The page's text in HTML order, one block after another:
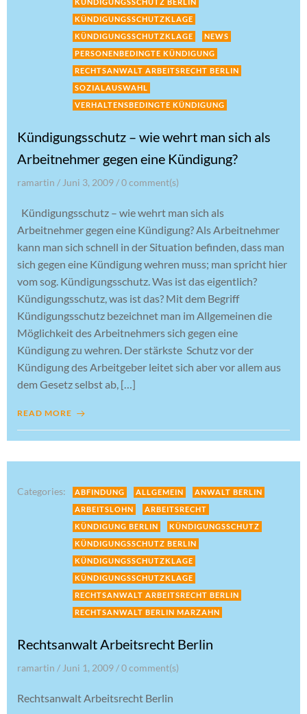
KÜNDIGUNGSSCHUTZKLAGE
KÜNDIGUNGSSCHUTZKLAGE
NEWS
PERSONENBEDINGTE KÜNDIGUNG
RECHTSANWALT ARBEITSRECHT BERLIN
SOZIALAUSWAHL
VERHALTENSBEDINGTE KÜNDIGUNG
Kündigungsschutz – wie wehrt man sich als
Arbeitnehmer gegen eine Kündigung?
ramartin / Juni 3, 2009 /0comment(s)
Kündigungsschutz – wie wehrt man sich als
Arbeitnehmer gegen eine Kündigung? Als Arbeitnehmer
kann man sich schnell in der Situation befinden, dass man
sich gegen eine Kündigung wehren muss; man spricht hier
vom sog. Kündigungsschutz. Was ist das eigentlich?
Kündigungsschutz, was ist das? Mit dem Begriff
Kündigungsschutz bezeichnet man im Allgemeinen die
Möglichkeit des Arbeitnehmers sich gegen eine
Kündigung zu wehren. Der stärkste Schutz vor der
Kündigung des Arbeitgeber leitet sich aber vor allem aus
dem Gesetz selbst ab, […]
READ MORE
Categories: ABFINDUNG ALLGEMEIN
ANWALT BERLIN
ARBEITSLOHN
ARBEITSRECHT
KÜNDIGUNG BERLIN
KÜNDIGUNGSSCHUTZ
KÜNDIGUNGSSCHUTZ BERLIN
KÜNDIGUNGSSCHUTZKLAGE
KÜNDIGUNGSSCHUTZKLAGE
RECHTSANWALT ARBEITSRECHT BERLIN
RECHTSANWALT BERLIN MARZAHN
Rechtsanwalt Arbeitsrecht Berlin
ramartin / Juni 1, 2009 /0comment(s)
Rechtsanwalt Arbeitsrecht Berlin